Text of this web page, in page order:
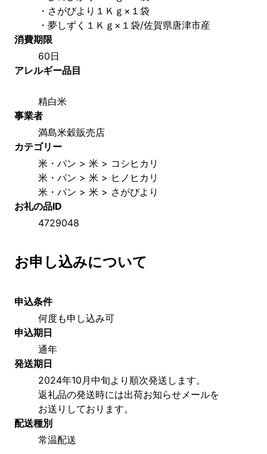
・さがびより１Ｋｇ×１袋
・夢しずく１Ｋｇ×１袋/佐賀県唐津市産
消費期限
60日
アレルギー品目
精白米
事業者
満島米穀販売店
カテゴリー
米・パン > 米 > コシヒカリ
米・パン > 米 > ヒノヒカリ
米・パン > 米 > さがびより
お礼の品ID
4729048
お申し込みについて
申込条件
何度も申し込み可
申込期日
通年
発送期日
2024年10月中旬より順次発送します。
返礼品の発送時には出荷お知らせメールを
お送りしております。
配送種別
常温配送